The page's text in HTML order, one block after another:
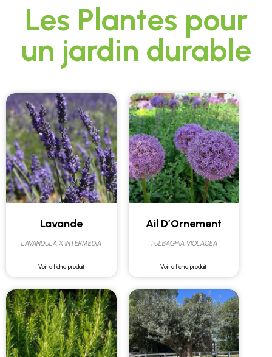
Les Plantes pour
un jardin durable
Lavande
LAVANDULA X INTERMEDIA
Voir la fiche produit
Ail D’Ornement
TULBAGHIA VIOLACEA
Voir la fiche produit